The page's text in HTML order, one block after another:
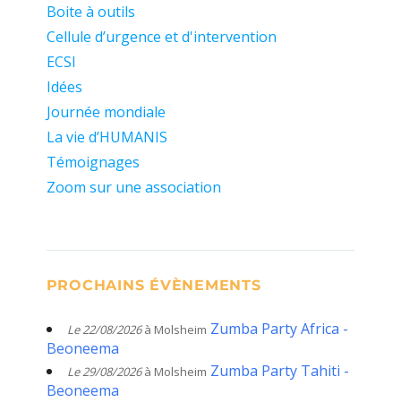
Boite à outils
Cellule d’urgence et d'intervention
ECSI
Idées
Journée mondiale
La vie d’HUMANIS
Témoignages
Zoom sur une association
PROCHAINS ÉVÈNEMENTS
Le 22/08/2026à Molsheim Zumba Party Africa -
Beoneema
Le 29/08/2026à Molsheim Zumba Party Tahiti -
Beoneema